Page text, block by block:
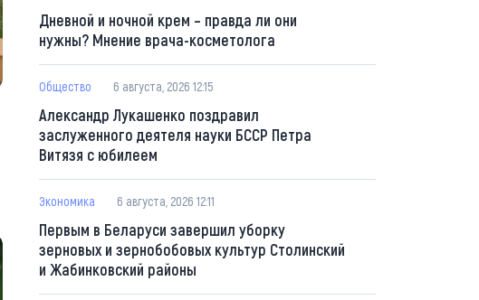
Дневной и ночной крем – правда ли они
нужны? Мнение врача-косметолога
Общество 6 августа, 2026 12:15
Александр Лукашенко поздравил
заслуженного деятеля науки БССР Петра
Витязя с юбилеем
Экономика 6 августа, 2026 12:11
Первым в Беларуси завершил уборку
зерновых и зернобобовых культур Столинский
и Жабинковский районы